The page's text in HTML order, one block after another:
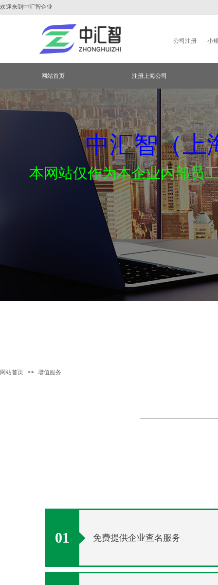
欢迎来到中汇智企业
小
公司注册
网站首页 注册上海公司
中汇智（上
本网站仅作为本企业内部员
注
网站首页 >> 增值服务
01 免费提供企业查名服务